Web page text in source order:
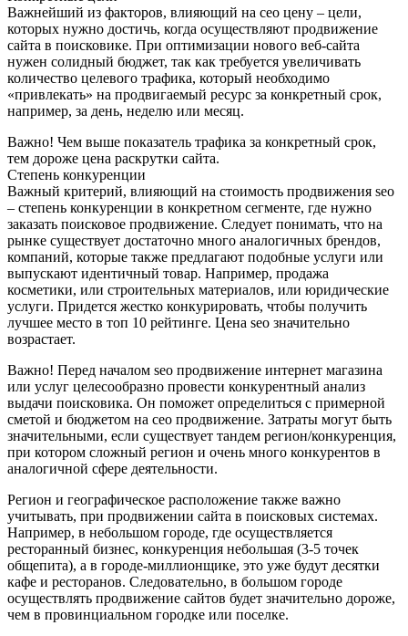
Важнейший из факторов, влияющий на сео цену – цели,
которых нужно достичь, когда осуществляют продвижение
сайта в поисковике. При оптимизации нового веб-сайта
нужен солидный бюджет, так как требуется увеличивать
количество целевого трафика, который необходимо
«привлекать» на продвигаемый ресурс за конкретный срок,
например, за день, неделю или месяц.
Важно! Чем выше показатель трафика за конкретный срок,
тем дороже цена раскрутки сайта.
Степень конкуренции
Важный критерий, влияющий на стоимость продвижения seo
– степень конкуренции в конкретном сегменте, где нужно
заказать поисковое продвижение. Следует понимать, что на
рынке существует достаточно много аналогичных брендов,
компаний, которые также предлагают подобные услуги или
выпускают идентичный товар. Например, продажа
косметики, или строительных материалов, или юридические
услуги. Придется жестко конкурировать, чтобы получить
лучшее место в топ 10 рейтинге. Цена seo значительно
возрастает.
Важно! Перед началом seo продвижение интернет магазина
или услуг целесообразно провести конкурентный анализ
выдачи поисковика. Он поможет определиться с примерной
сметой и бюджетом на сео продвижение. Затраты могут быть
значительными, если существует тандем регион/конкуренция,
при котором сложный регион и очень много конкурентов в
аналогичной сфере деятельности.
Регион и географическое расположение также важно
учитывать, при продвижении сайта в поисковых системах.
Например, в небольшом городе, где осуществляется
ресторанный бизнес, конкуренция небольшая (3-5 точек
общепита), а в городе-миллионщике, это уже будут десятки
кафе и ресторанов. Следовательно, в большом городе
осуществлять продвижение сайтов будет значительно дороже,
чем в провинциальном городке или поселке.